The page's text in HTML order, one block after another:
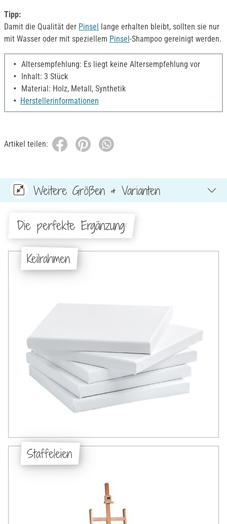
Tipp:
Damit die Qualität der Pinsel lange erhalten bleibt, sollten sie nur
mit Wasser oder mit speziellem Pinsel-Shampoo gereinigt werden.
Altersempfehlung: Es liegt keine Altersempfehlung vor
Inhalt: 3 Stück
Material: Holz, Metall, Synthetik
Herstellerinformationen
Artikel teilen:
Weitere Größen & Varianten
Die perfekte Ergänzung:
Keilrahmen
Staffeleien